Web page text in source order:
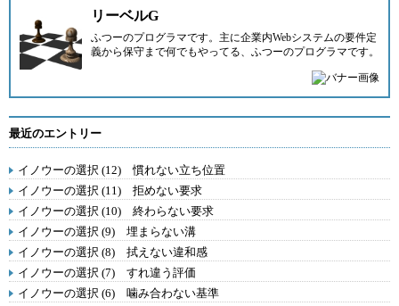
リーベルG
ふつーのプログラマです。主に企業内Webシステムの要件定
義から保守まで何でもやってる、ふつーのプログラマです。
最近のエントリー
イノウーの選択 (12) 慣れない立ち位置
イノウーの選択 (11) 拒めない要求
イノウーの選択 (10) 終わらない要求
イノウーの選択 (9) 埋まらない溝
イノウーの選択 (8) 拭えない違和感
イノウーの選択 (7) すれ違う評価
イノウーの選択 (6) 噛み合わない基準